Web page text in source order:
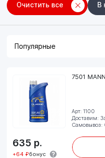
Очистить все В
7501
Арт: 1100
Доставим:
Самовывоз:
635 р.
+64 ₽бонус